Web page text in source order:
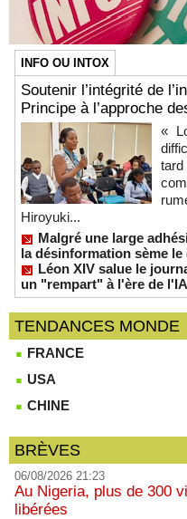
INFO OU INTOX
Soutenir l’intégrité de
Principe à l’approche
«
Hiroyuki...
Malgré une large
la désinformation sème le
Léon XIV salue le
un "rempart" à l'ère de l'IA
TENDANCES MONDE
FRANCE
USA
CHINE
BRÈVES
06/08/2026 21:23
Au Nigeria, plus de 300
libérées